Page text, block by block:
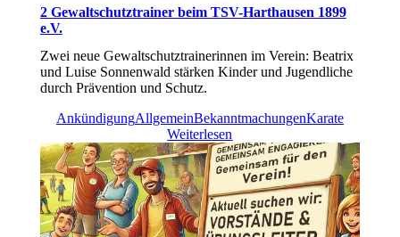
2 Gewaltschutztrainer beim TSV-Harthausen 1899
e.V.
Zwei neue Gewaltschutztrainerinnen im Verein: Beatrix
und Luise Sonnenwald stärken Kinder und Jugendliche
durch Prävention und Schutz.
AnkündigungAllgemeinBekanntmachungenKarate
Weiterlesen